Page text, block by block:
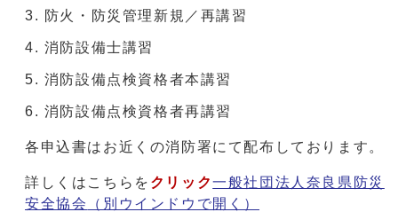
防火・防災管理新規／再講習
消防設備士講習
消防設備点検資格者本講習
消防設備点検資格者再講習
各申込書はお近くの消防署にて配布しております。
詳しくはこちらを クリック一般社団法人奈良県防災
安全協会
（別ウインドウで開く）